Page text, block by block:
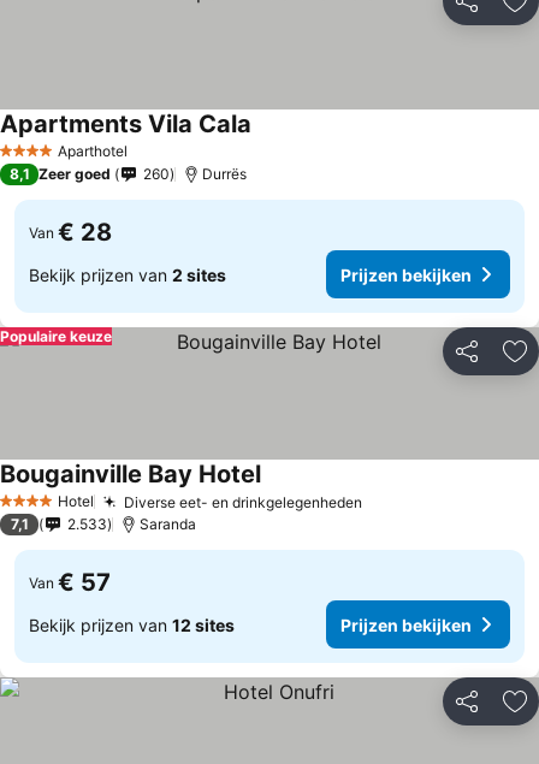
Delen
4 SterrenAparthotel
Apartments Vila Cala
8,1 Zeer goed 260 Durrës
Van € 28
Bekijk prijzen van 2 sites Prijzen bekijken
Delen
Populaire keuze
4 SterrenHotel Diverse eet- en drinkgelegenheden
Bougainville Bay Hotel
7,1 2.533 Saranda
Van € 57
Bekijk prijzen van 12 sites Prijzen bekijken
Delen